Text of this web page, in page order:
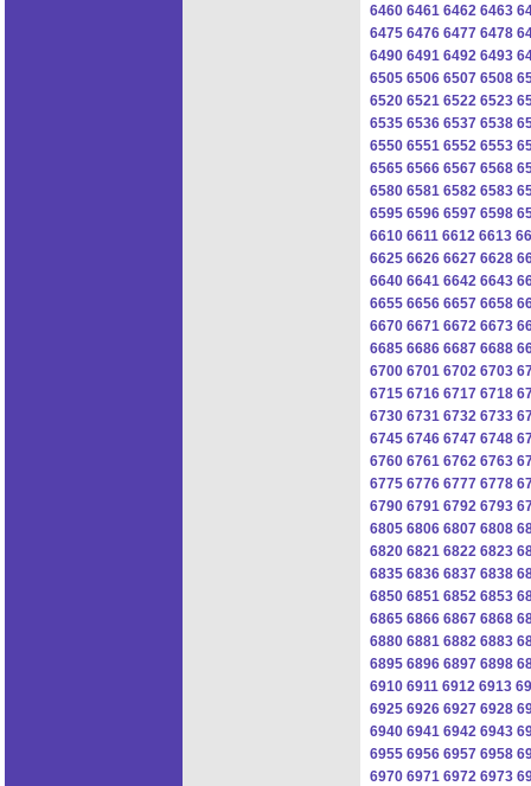
6460 6461 6462 6463
6475 6476 6477 6478
6490 6491 6492 6493
6505 6506 6507 6508
6520 6521 6522 6523
6535 6536 6537 6538
6550 6551 6552 6553
6565 6566 6567 6568
6580 6581 6582 6583
6595 6596 6597 6598
6610 6611 6612 6613
6625 6626 6627 6628
6640 6641 6642 6643
6655 6656 6657 6658
6670 6671 6672 6673
6685 6686 6687 6688
6700 6701 6702 6703
6715 6716 6717 6718
6730 6731 6732 6733
6745 6746 6747 6748
6760 6761 6762 6763
6775 6776 6777 6778
6790 6791 6792 6793
6805 6806 6807 6808
6820 6821 6822 6823
6835 6836 6837 6838
6850 6851 6852 6853
6865 6866 6867 6868
6880 6881 6882 6883
6895 6896 6897 6898
6910 6911 6912 6913
6925 6926 6927 6928
6940 6941 6942 6943
6955 6956 6957 6958
6970 6971 6972 6973